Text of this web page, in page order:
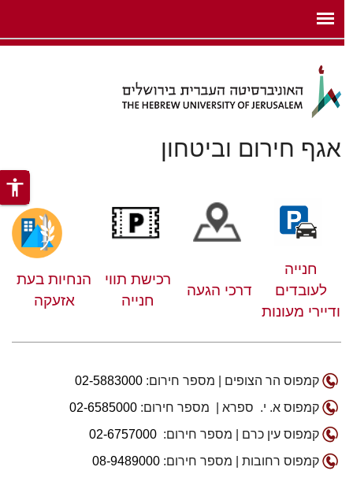
לתוכן העיקרי
גבוהה
אגף חירום וביטחון
חנייה
לעובדים
ודיירי מעונות
דרכי הגעה
רכישת תווי
חנייה
הנחיות בעת
אזעקה
קמפוס הר הצופים | מספר חירום:02-5883000
קמפוס א. י. ספרא | מספר חירום:02-6585000
קמפוס עין כרם | מספר חירום:02-6757000
קמפוס רחובות | מספר חירום:08-9489000
accessibility